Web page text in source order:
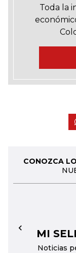
Toda la
CONOZCA
MI
Noticias
←